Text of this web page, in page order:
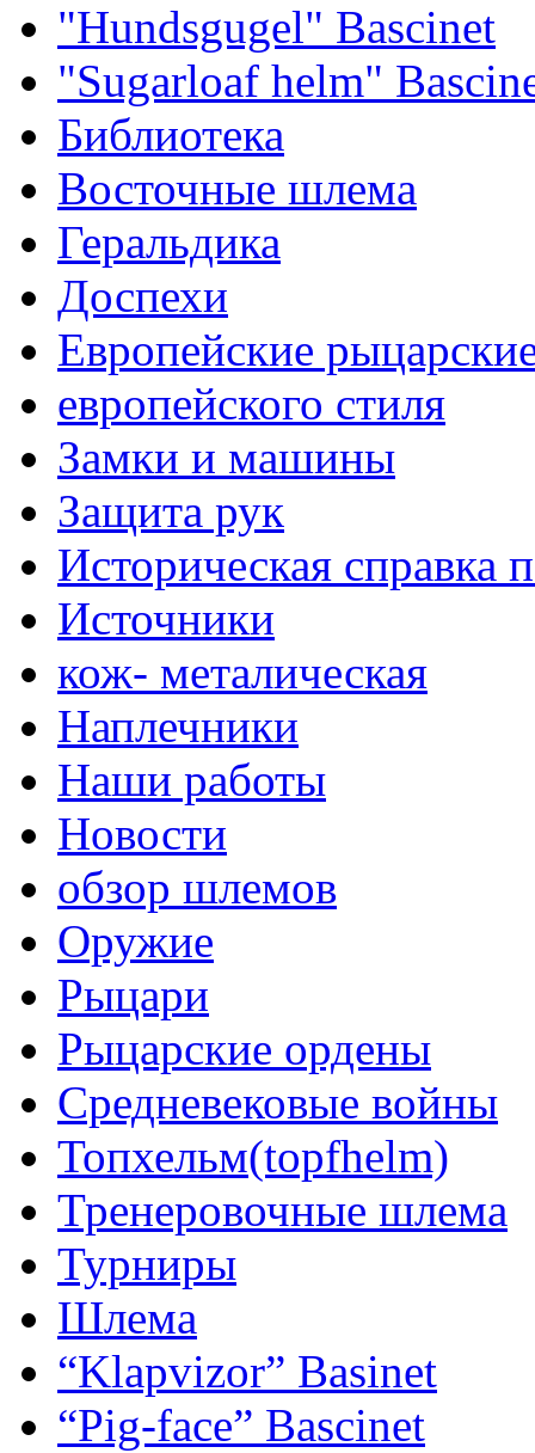
"Hundsgugel" Bascinet
"Sugarloaf helm"
Библиотека
Восточные шлема
Геральдика
Доспехи
Европейские
европейского стиля
Замки и машины
Защита рук
Историческая справка
Источники
кож- металическая
Наплечники
Наши работы
Новости
обзор шлемов
Оружие
Рыцари
Рыцарские ордены
Средневековые войны
Топхельм(topfhelm)
Тренеровочные шлема
Турниры
Шлема
“Klapvizor” Basinet
“Pig-face” Bascinet